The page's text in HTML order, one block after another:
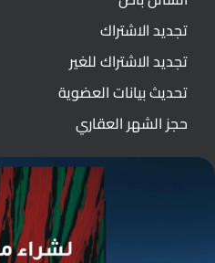
تجديد الاشتراك
تجديد الاشتراك للغير
تحديث بيانات العضوية
حجز الشهر العقاري